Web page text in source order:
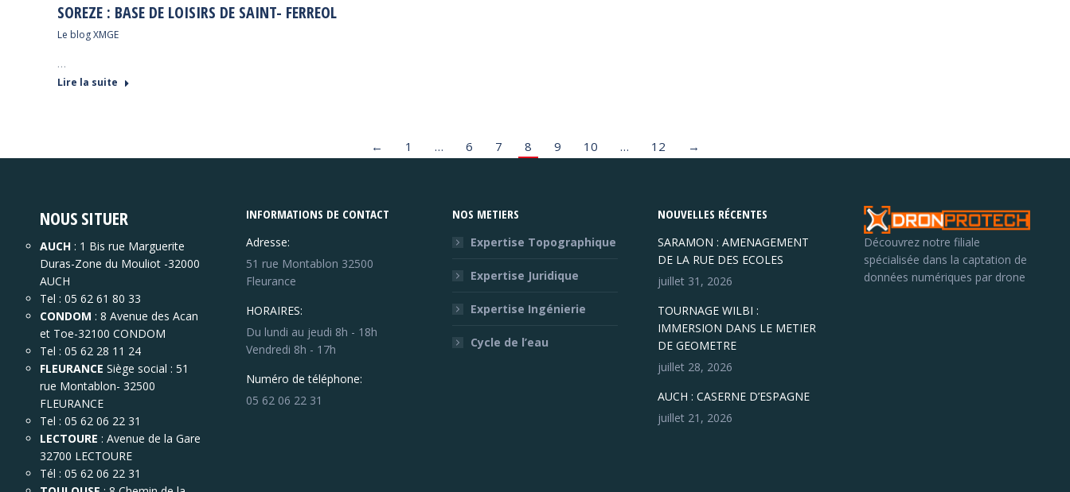
SOREZE : BASE DE LOISIRS DE SAINT- FERREOL
Le blog XMGE
…
Lire la suite
← 1 … 6 7 8 9 10 … 12 →
NOUS SITUER
AUCH : 1 Bis rue Marguerite
Duras-Zone du Mouliot -32000
AUCH
Tel : 05 62 61 80 33
CONDOM : 8 Avenue des Acan
et Toe-32100 CONDOM
Tel : 05 62 28 11 24
FLEURANCE Siège social : 51
rue Montablon- 32500
FLEURANCE
Tel : 05 62 06 22 31
LECTOURE : Avenue de la Gare
32700 LECTOURE
Tél : 05 62 06 22 31
INFORMATIONS DE CONTACT
Adresse:
51 rue Montablon 32500
Fleurance
HORAIRES:
Du lundi au jeudi 8h - 18h
Vendredi 8h - 17h
Numéro de téléphone:
05 62 06 22 31
NOS METIERS
Expertise Topographique
Expertise Juridique
Expertise Ingénierie
Cycle de l’eau
NOUVELLES RÉCENTES
SARAMON : AMENAGEMENT
DE LA RUE DES ECOLES
juillet 31, 2026
TOURNAGE WILBI :
IMMERSION DANS LE METIER
DE GEOMETRE
juillet 28, 2026
AUCH : CASERNE D’ESPAGNE
juillet 21, 2026
Découvrez notre filiale
spécialisée dans la captation de
données numériques par drone